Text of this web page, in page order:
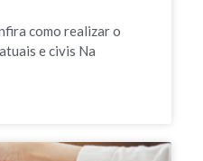
como realizar o
e civis Na